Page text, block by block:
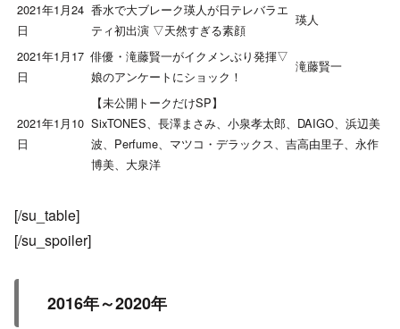
2021年1月24
日
香水で大ブレーク瑛人が日テレバラエ
ティ初出演 ▽天然すぎる素顔
瑛人
2021年1月17
日
俳優・滝藤賢一がイクメンぶり発揮▽
娘のアンケートにショック！
滝藤賢一
2021年1月10
日
【未公開トークだけSP】
SixTONES、長澤まさみ、小泉孝太郎、DAIGO、浜辺美
波、Perfume、マツコ・デラックス、吉高由里子、永作
博美、大泉洋
[/su_table]
[/su_spoiler]
2016年～2020年